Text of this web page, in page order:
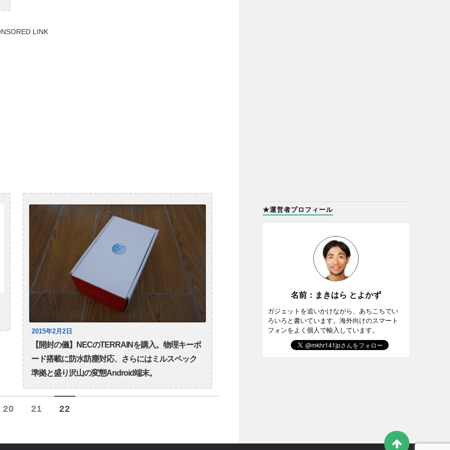
LINK
2015年2月2日
【開封の儀】NECのTERRAINを購入。物理キーボ
ード搭載に防水防塵対応、さらにはミルスペック
準拠と盛り沢山の変態Android端末。
20 21 22
★運営者プロフィール
名前：まきはら とよかず
ガジェットを追いかけながら、あちこちでい
ろいろと書いています。海外向けのスマート
フォンをよく個人で輸入しています。